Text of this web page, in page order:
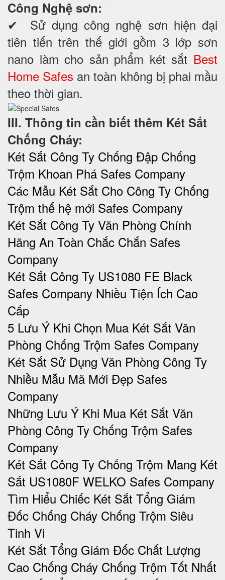
Công Nghệ sơn:
✔ Sử dụng công nghệ sơn hiện đại
tiên tiến trên thế giới gồm 3 lớp sơn
nano làm cho sản phẩm két sắt Best
Home Safes an toàn không bị phai mầu
theo thời gian.
III. Thông tin cần biết thêm Két Sắt
Chống Cháy:
Két Sắt Công Ty Chống Đập Chống
Trộm Khoan Phá Safes Company
Các Mẫu Két Sắt Cho Công Ty Chống
Trộm thế hệ mới Safes Company
Két Sắt Công Ty Văn Phòng Chính
Hãng An Toàn Chắc Chắn Safes
Company
Két Sắt Công Ty US1080 FE Black
Safes Company Nhiều Tiện Ích Cao
Cấp
5 Lưu Ý Khi Chọn Mua Két Sắt Văn
Phòng Chống Trộm Safes Company
Két Sắt Sử Dụng Văn Phòng Công Ty
Nhiều Mẫu Mã Mới Đẹp Safes
Company
Những Lưu Ý Khi Mua Két Sắt Văn
Phòng Công Ty Chống Trộm Safes
Company
Két Sắt Công Ty Chống Trộm Mang Két
Sắt US1080F WELKO Safes Company
Tìm Hiểu Chiếc Két Sắt Tổng Giám
Đốc Chống Cháy Chống Trộm Siêu
Tinh Vi
Két Sắt Tổng Giám Đốc Chất Lượng
Cao Chống Cháy Chống Trộm Tốt Nhất